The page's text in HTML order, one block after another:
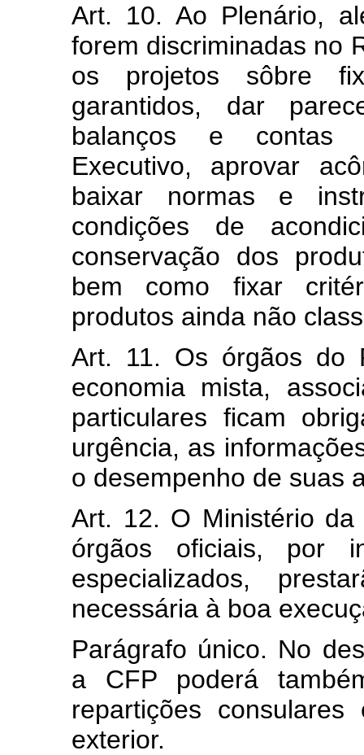
Art. 10. Ao Plenário,
forem discriminadas no
os projetos sôbre
garantidos, dar
balanços e contas
Executivo, aprovar
baixar normas e
condições de
conservação dos
bem como fixar
produtos ainda não
Art. 11. Os órgãos do
economia mista,
particulares ficam
urgência, as
o desempenho de suas
Art. 12. O Ministério da
órgãos oficiais, por
especializados,
necessária à boa
Parágrafo único. No
a CFP poderá
repartições
exterior.